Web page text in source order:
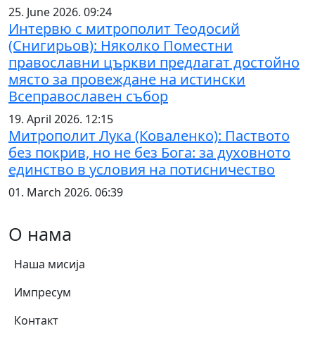
25. June 2026. 09:24
Интервю с митрополит Теодосий
(Снигирьов): Няколко Поместни
православни църкви предлагат достойно
място за провеждане на истински
Всеправославен събор
19. April 2026. 12:15
Митрополит Лука (Коваленко): Паството
без покрив, но не без Бога: за духовното
единство в условия на потисничество
01. March 2026. 06:39
О нама
Наша мисија
Импресум
Контакт